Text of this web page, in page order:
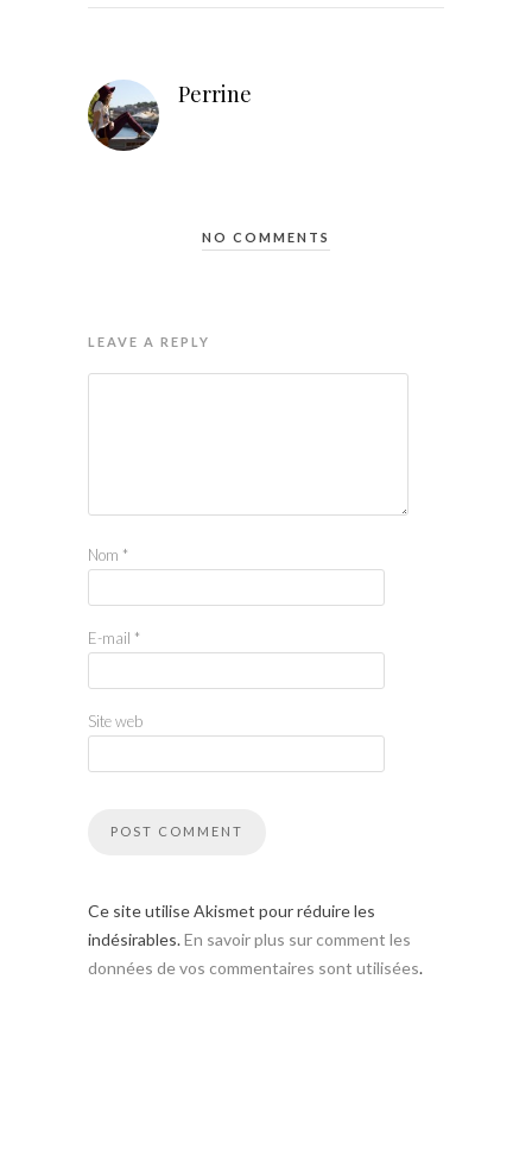
Perrine
NO COMMENTS
LEAVE A REPLY
Nom *
E-mail *
Site web
Ce site utilise Akismet pour réduire les
indésirables.En savoir plus sur comment les
données de vos commentaires sont utilisées.